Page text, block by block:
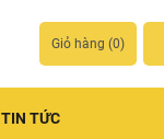
Giỏ hàng (0)
TIN TỨC